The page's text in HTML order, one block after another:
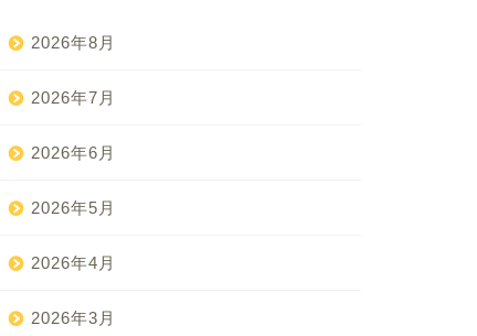
2026年8月
2026年7月
2026年6月
2026年5月
2026年4月
2026年3月